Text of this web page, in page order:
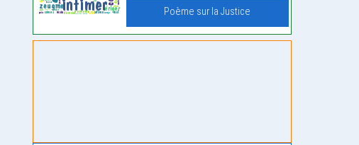
Poème sur la Justice